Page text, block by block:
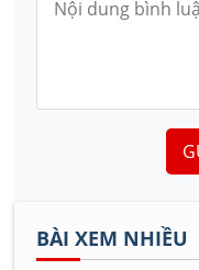
BÀI XEM NHIỀU